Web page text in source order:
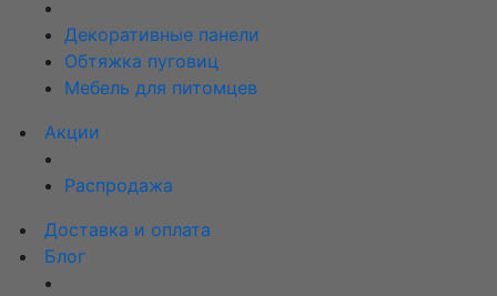
Декоративные панели
Обтяжка пуговиц
Мебель для питомцев
Акции
Распродажа
Доставка и оплата
Блог